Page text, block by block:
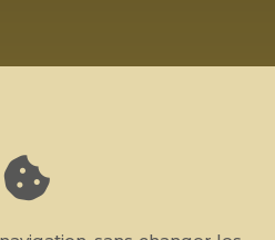
pour recevoir nos
et promotions.